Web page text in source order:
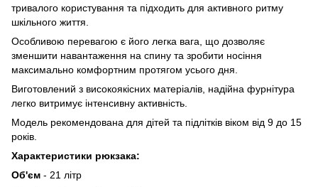
тривалого користування та підходить для активного ритму
шкільного життя.
Особливою перевагою є його легка вага, що дозволяє
зменшити навантаження на спину та зробити носіння
максимально комфортним протягом усього дня.
Виготовлений з високоякісних матеріалів, надійна фурнітура
легко витримує інтенсивну активність.
Модель рекомендована для дітей та підлітків віком від 9 до 15
років.
Характеристики рюкзака:
Об'єм - 21 літр